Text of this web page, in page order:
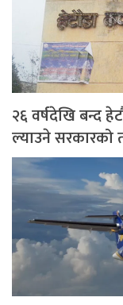
२६ वर्षदेखि बन्द
ल्याउने सरकारको